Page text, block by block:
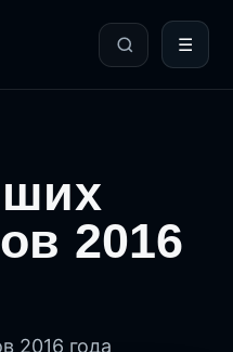
☰
2016
2016 года